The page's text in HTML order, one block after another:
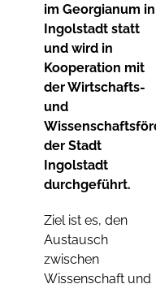
im Georgianum in
Ingolstadt statt
und wird in
Kooperation mit
der Wirtschafts-
und
der Stadt
Ingolstadt
durchgeführt.
Ziel ist es, den
Austausch
zwischen
Wissenschaft und